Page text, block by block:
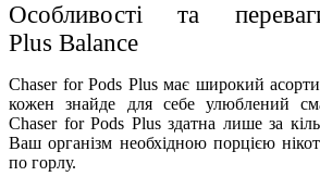
Особливості та
Plus Balance
Chaser for Pods Plus має широкий
кожен знайде для себе улюблений
Chaser for Pods Plus здатна лише за
Ваш організм необхідною порцією
по горлу.